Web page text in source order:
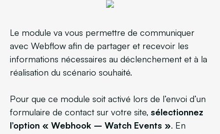
Le module va vous permettre de communiquer
avec Webflow afin de partager et recevoir les
informations nécessaires au déclenchement et à la
réalisation du scénario souhaité.
Pour que ce module soit activé lors de l’envoi d’un
formulaire de contact sur votre site, sélectionnez
l’option « Webhook – Watch Events ». En